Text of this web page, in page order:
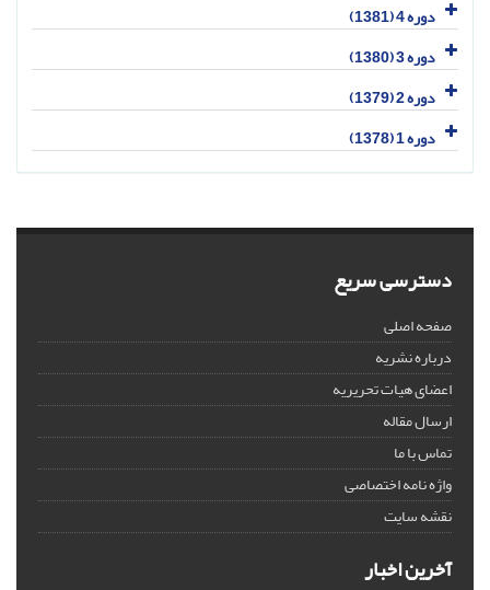
دوره 4 (1381)
دوره 3 (1380)
دوره 2 (1379)
دوره 1 (1378)
دسترسی سریع
صفحه اصلی
درباره نشریه
اعضای هیات تحریریه
ارسال مقاله
تماس با ما
واژه نامه اختصاصی
نقشه سایت
آخرین اخبار